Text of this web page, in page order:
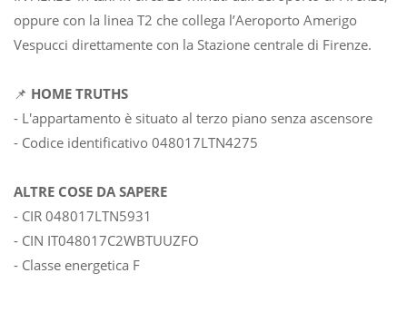
oppure con la linea T2 che collega l’Aeroporto Amerigo
Vespucci direttamente con la Stazione centrale di Firenze.
📌 HOME TRUTHS
- L'appartamento è situato al terzo piano senza ascensore
- Codice identificativo 048017LTN4275
ALTRE COSE DA SAPERE
- CIR 048017LTN5931
- CIN IT048017C2WBTUUZFO
- Classe energetica F